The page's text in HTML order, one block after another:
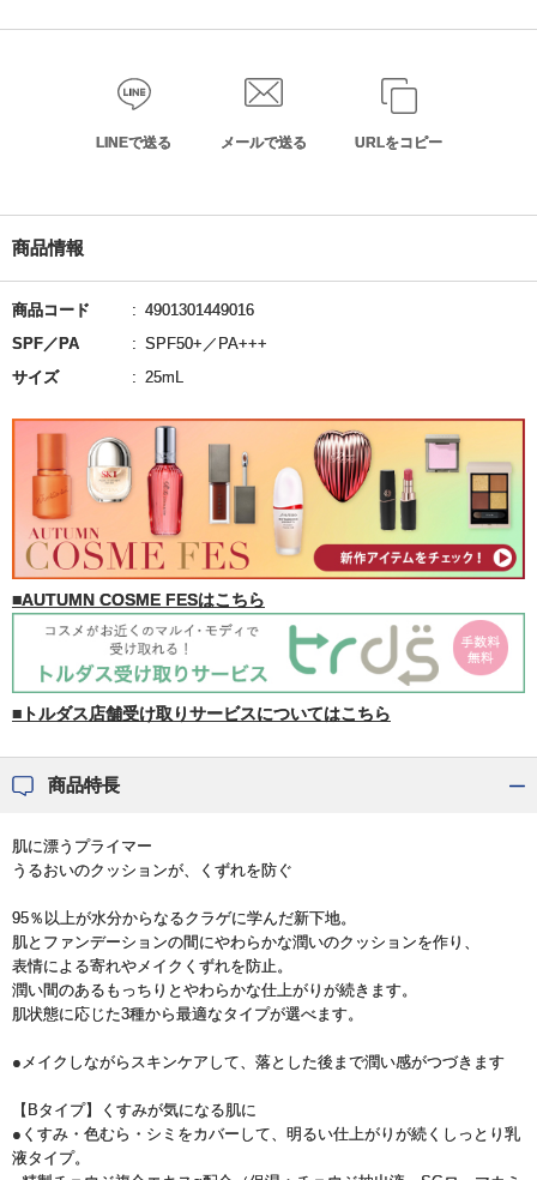
LINEで送る メールで送る URLをコピー
商品情報
商品コード
4901301449016
SPF／PA
SPF50+／PA+++
サイズ
25mL
■AUTUMN COSME FESはこちら
■トルダス店舗受け取りサービスについてはこちら
商品特長
肌に漂うプライマー
うるおいのクッションが、くずれを防ぐ
95％以上が水分からなるクラゲに学んだ新下地。
肌とファンデーションの間にやわらかな潤いのクッションを作り、
表情による寄れやメイクくずれを防止。
潤い間のあるもっちりとやわらかな仕上がりが続きます。
肌状態に応じた3種から最適なタイプが選べます。
●メイクしながらスキンケアして、落とした後まで潤い感がつづきます
【Bタイプ】くすみが気になる肌に
●くすみ・色むら・シミをカバーして、明るい仕上がりが続くしっとり乳
液タイプ。